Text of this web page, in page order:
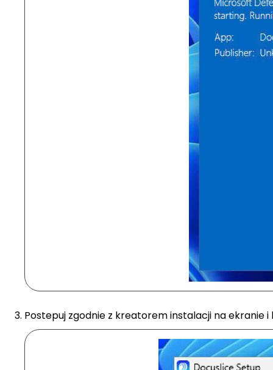
Postepuj zgodnie z kreatorem instalacji na ekranie i